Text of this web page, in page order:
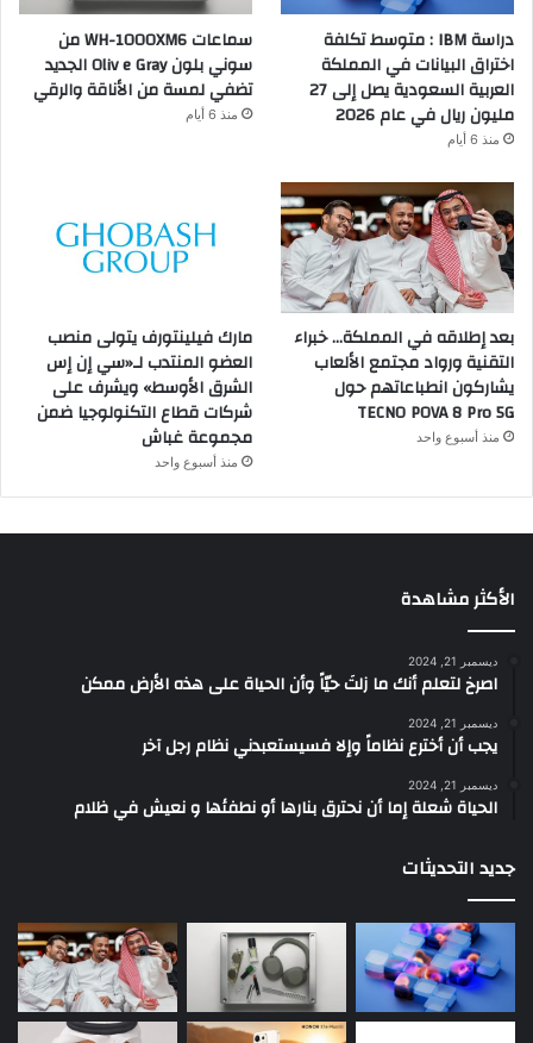
دراسة IBM : متوسط تكلفة
اختراق البيانات في المملكة
العربية السعودية يصل إلى 27
مليون ريال في عام 2026
منذ 6 أيام
سماعات WH-1000XM6 من
سوني بلون Oliv e Gray الجديد
تضفي لمسة من الأناقة والرقي
منذ 6 أيام
بعد إطلاقه في المملكة… خبراء
التقنية ورواد مجتمع الألعاب
يشاركون انطباعاتهم حول
TECNO POVA 8 Pro 5G
منذ أسبوع واحد
مارك فيلينتورف يتولى منصب
العضو المنتدب لـ«سي إن إس
الشرق الأوسط» ويشرف على
شركات قطاع التكنولوجيا ضمن
مجموعة غباش
منذ أسبوع واحد
الأكثر مشاهدة
ديسمبر 21, 2024
‫اصرخ لتعلم أنك ما زلتَ حيّاً وأن الحياة على هذه الأرض ممكن
ديسمبر 21, 2024
يجب أن أخترع نظاماً وإلا فسيستعبدني نظام رجل آخر
ديسمبر 21, 2024
الحياة شعلة إما أن نحترق بنارها أو نطفئها و نعيش في ظلام
جديد التحديثات